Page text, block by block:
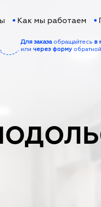
Как мы работаем
Для заказаобращайтесь в
или через форму